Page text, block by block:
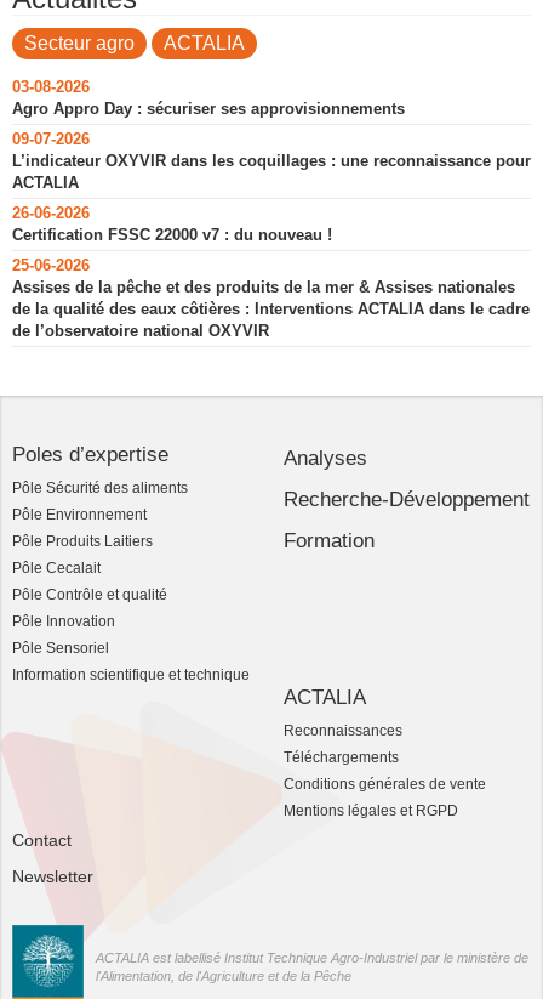
Secteur agro ACTALIA
03-08-2026
Agro Appro Day : sécuriser ses approvisionnements
09-07-2026
L’indicateur OXYVIR dans les coquillages : une reconnaissance pour
ACTALIA
26-06-2026
Certification FSSC 22000 v7 : du nouveau !
25-06-2026
Assises de la pêche et des produits de la mer & Assises nationales
de la qualité des eaux côtières : Interventions ACTALIA dans le cadre
de l’observatoire national OXYVIR
Poles d’expertise
Pôle Sécurité des aliments
Pôle Environnement
Pôle Produits Laitiers
Pôle Cecalait
Pôle Contrôle et qualité
Pôle Innovation
Pôle Sensoriel
Information scientifique et technique
Analyses
Recherche-Développement
Formation
ACTALIA
Reconnaissances
Téléchargements
Conditions générales de vente
Mentions légales et RGPD
Contact
Newsletter
ACTALIA est labellisé Institut Technique Agro-Industriel par le ministère de
l'Alimentation, de l'Agriculture et de la Pêche